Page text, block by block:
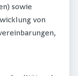
sowie
von